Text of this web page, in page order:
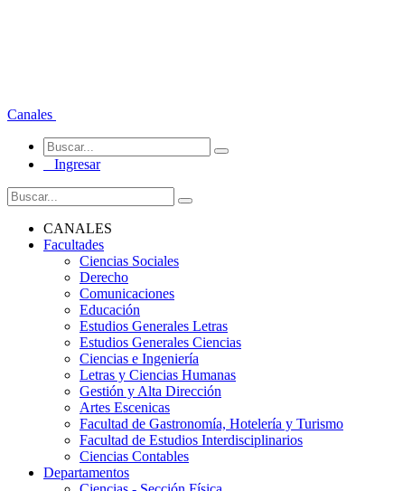
Canales
Ingresar
CANALES
Facultades
Ciencias Sociales
Derecho
Comunicaciones
Educación
Estudios Generales Letras
Estudios Generales Ciencias
Ciencias e Ingeniería
Letras y Ciencias Humanas
Gestión y Alta Dirección
Artes Escenicas
Facultad de Gastronomía, Hotelería y Turismo
Facultad de Estudios Interdisciplinarios
Ciencias Contables
Departamentos